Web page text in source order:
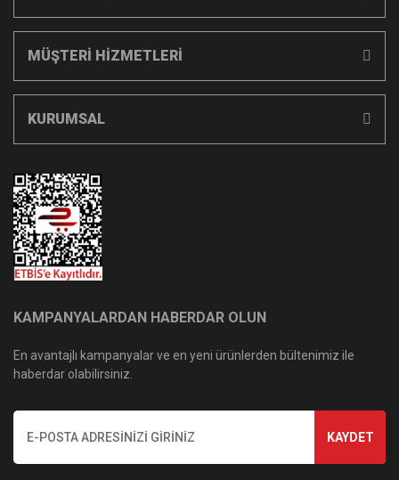
MÜŞTERİ HİZMETLERİ
KURUMSAL
KAMPANYALARDAN HABERDAR OLUN
En avantajlı kampanyalar ve en yeni ürünlerden bültenimiz ile
haberdar olabilirsiniz.
KAYDET